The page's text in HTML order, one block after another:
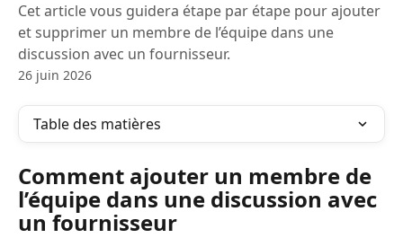
Cet article vous guidera étape par étape pour ajouter
et supprimer un membre de l’équipe dans une
discussion avec un fournisseur.
26 juin 2026
Table des matières
Comment ajouter un membre de
l’équipe dans une discussion avec
un fournisseur